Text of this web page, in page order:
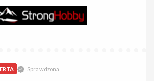
Sprawdzona